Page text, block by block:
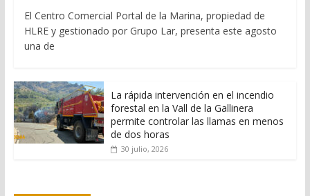
El Centro Comercial Portal de la Marina, propiedad de
HLRE y gestionado por Grupo Lar, presenta este agosto
una de
La rápida intervención en el incendio
forestal en la Vall de la Gallinera
permite controlar las llamas en menos
de dos horas
30 julio, 2026